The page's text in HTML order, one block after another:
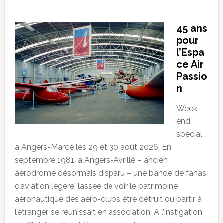
45 ans
pour
l’Espa
ce Air
Passio
n
Week-
end
spécial
à Angers-Marcé les 29 et 30 août 2026. En
septembre 1981, à Angers-Avrillé – ancien
aérodrome désormais disparu – une bande de fanas
d’aviation légère, lassée de voir le patrimoine
aéronautique des aéro-clubs être détruit ou partir à
l’étranger, se réunissait en association. A l’instigation